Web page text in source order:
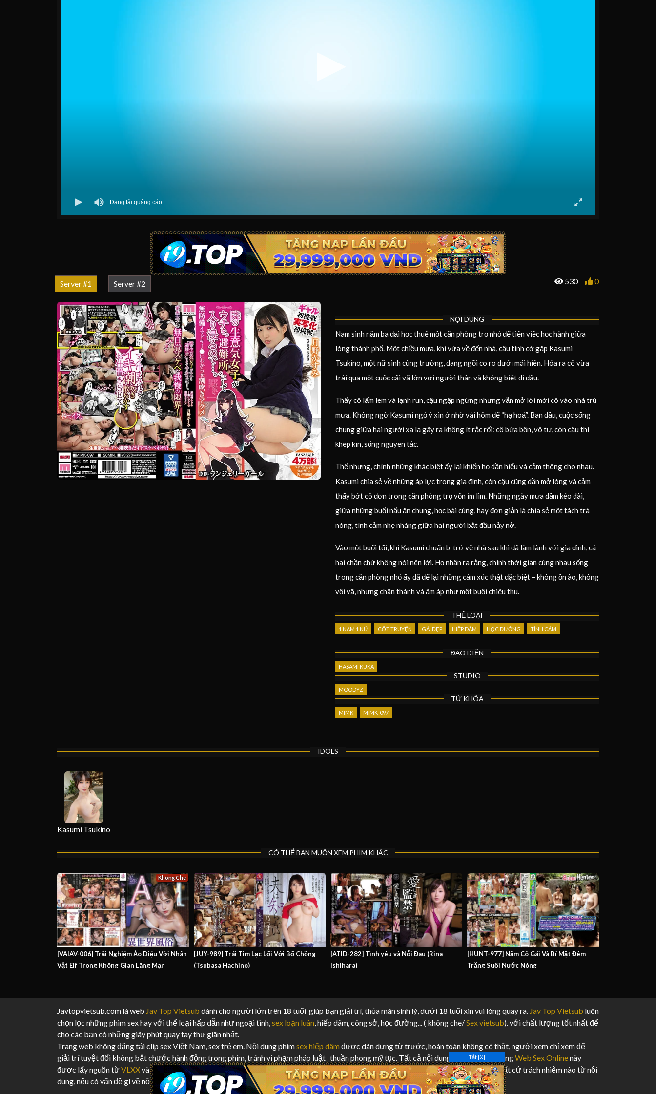
Server #1 Server #2 530 0
NỘI DUNG
Nam sinh năm ba đại học thuê một căn phòng trọ nhỏ để tiện việc học hành giữa
lòng thành phố. Một chiều mưa, khi vừa về đến nhà, cậu tình cờ gặp Kasumi
Tsukino, một nữ sinh cùng trường, đang ngồi co ro dưới mái hiên. Hóa ra cô vừa
trải qua một cuộc cãi vã lớn với người thân và không biết đi đâu.
Thấy cô lấm lem và lạnh run, cậu ngập ngừng nhưng vẫn mở lời mời cô vào nhà trú
mưa. Không ngờ Kasumi ngỏ ý xin ở nhờ vài hôm để “hạ hoả”. Ban đầu, cuộc sống
chung giữa hai người xa lạ gây ra không ít rắc rối: cô bừa bộn, vô tư, còn cậu thì
khép kín, sống nguyên tắc.
Thế nhưng, chính những khác biệt ấy lại khiến họ dần hiểu và cảm thông cho nhau.
Kasumi chia sẻ về những áp lực trong gia đình, còn cậu cũng dần mở lòng và cảm
thấy bớt cô đơn trong căn phòng trọ vốn im lìm. Những ngày mưa dầm kéo dài,
giữa những buổi nấu ăn chung, học bài cùng, hay đơn giản là chia sẻ một tách trà
nóng, tình cảm nhẹ nhàng giữa hai người bắt đầu nảy nở.
Vào một buổi tối, khi Kasumi chuẩn bị trở về nhà sau khi đã làm lành với gia đình, cả
hai chần chừ không nói nên lời. Họ nhận ra rằng, chính thời gian cùng nhau sống
trong căn phòng nhỏ ấy đã để lại những cảm xúc thật đặc biệt – không ồn ào, không
vội vã, nhưng chân thành và ấm áp như một buổi chiều thu.
THỂ LOẠI
1 NAM 1 NỮ CỐT TRUYỆN GÁI ĐẸP HIẾP DÂM HỌC ĐƯỜNG TÌNH CẢM
ĐẠO DIỄN
HASAMI KUKA
STUDIO
MOODYZ
TỪ KHÓA
MIMK MIMK-097
IDOLS
Kasumi Tsukino
CÓ THỂ BẠN MUỐN XEM PHIM KHÁC
[VAIAV-006] Trải Nghiệm Ảo Diệu Với Nhân
Vật Elf Trong Không Gian Lãng Mạn
Không Che
[JUY-989] Trái Tim Lạc Lối Với Bố Chồng
(Tsubasa Hachino)
[ATID-282] Tình yêu và Nỗi Đau (Rina
Ishihara)
[HUNT-977] Năm Cô Gái Và Bí Mật Đêm
Trăng Suối Nước Nóng
Javtopvietsub.com là web Jav Top Vietsub dành cho người lớn trên 18 tuổi, giúp bạn giải trí, thỏa mãn sinh lý, dưới 18 tuổi xin vui lòng quay ra. Jav Top Vietsub luôn
chọn lọc những phim sex hay với thể loại hấp dẫn như ngoại tình,sex loạn luân, hiếp dâm, công sở, học đường... ( không che/Sex vietsub). với chất lượng tốt nhất để
cho các bạn có những giây phút quay tay thư giãn nhất.
Trang web không đăng tải clip sex Việt Nam, sex trẻ em. Nội dung phimsex hiếp dâm được dàn dựng từ trước, hoàn toàn không có thật, người xem chỉ xem để
giải trí tuyệt đối không bắt chước hành động trong phim, tránh vi phạm pháp luật , thuần phong mỹ tục. Tất cả nội dung và video của trangWeb Sex Onlinenày
được lấy nguồn từVLXXvà sưu tầm từ các trangXNXX,Xvideo và tổng hợp từJavHD,PhimKK, Javtopvietsubchúng tôi không chịu bất cứ trách nhiệm nào từ nội
dung, nếu có vấn đề gì về nội dung vui lòng liên hệ chúng tôi để tháo gỡ và xử lý.
Tắt [X]